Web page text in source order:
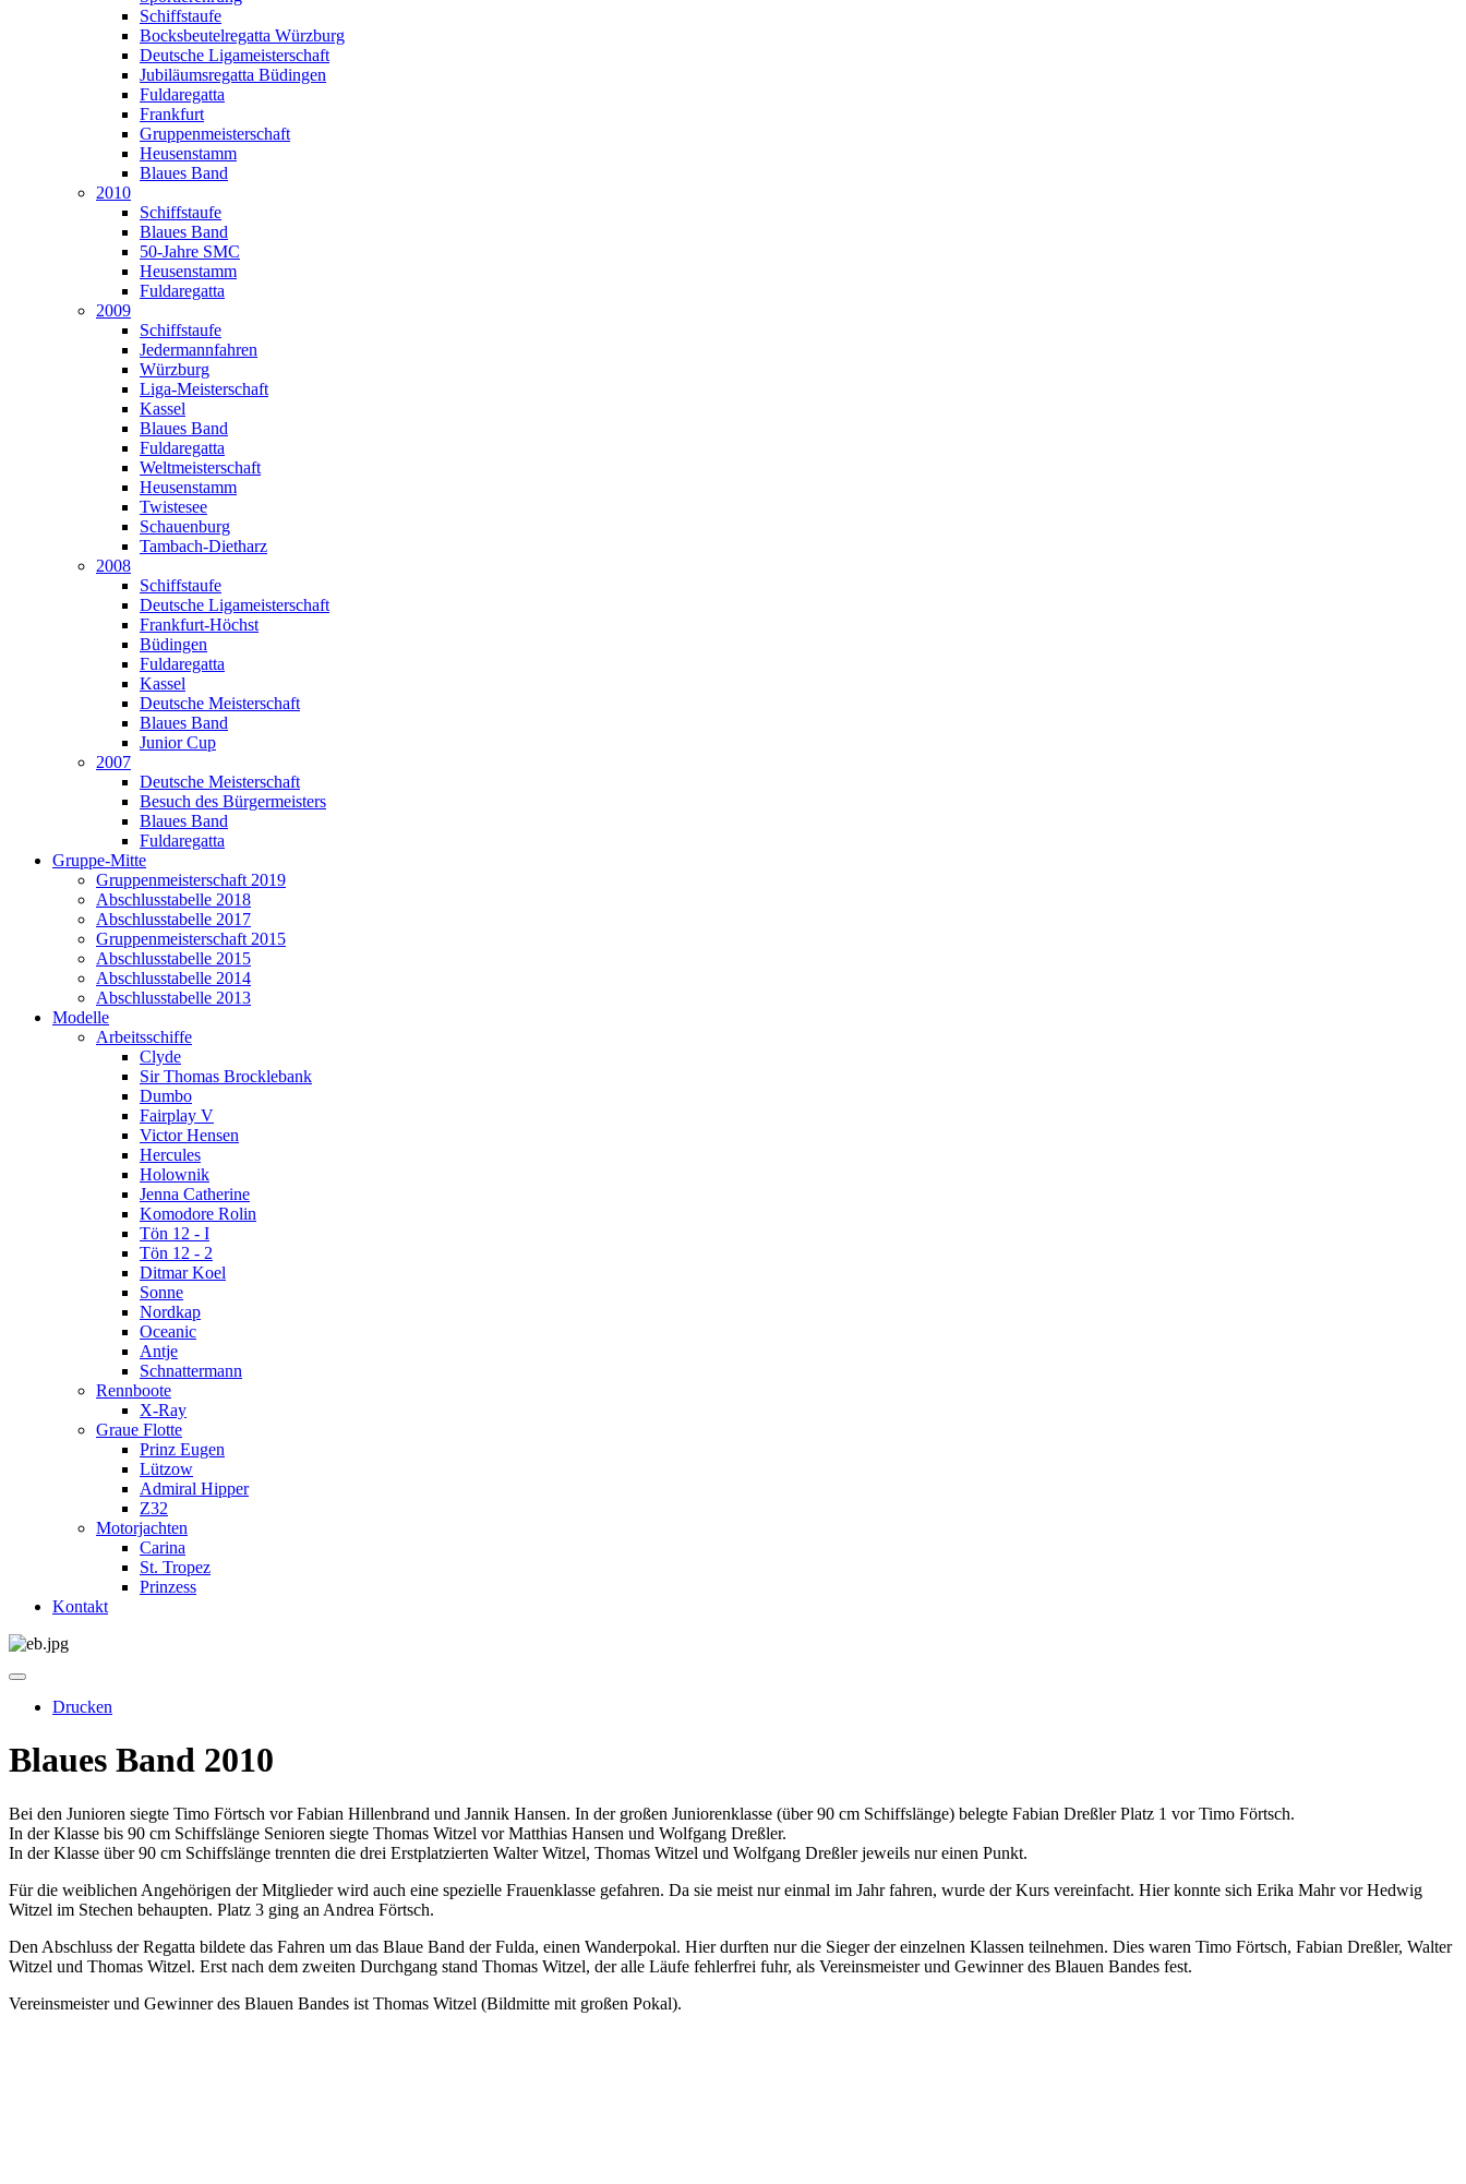
Schiffstaufe
Bocksbeutelregatta Würzburg
Deutsche Ligameisterschaft
Jubiläumsregatta Büdingen
Fuldaregatta
Frankfurt
Gruppenmeisterschaft
Heusenstamm
Blaues Band
2010
Schiffstaufe
Blaues Band
50-Jahre SMC
Heusenstamm
Fuldaregatta
2009
Schiffstaufe
Jedermannfahren
Würzburg
Liga-Meisterschaft
Kassel
Blaues Band
Fuldaregatta
Weltmeisterschaft
Heusenstamm
Twistesee
Schauenburg
Tambach-Dietharz
2008
Schiffstaufe
Deutsche Ligameisterschaft
Frankfurt-Höchst
Büdingen
Fuldaregatta
Kassel
Deutsche Meisterschaft
Blaues Band
Junior Cup
2007
Deutsche Meisterschaft
Besuch des Bürgermeisters
Blaues Band
Fuldaregatta
Gruppe-Mitte
Gruppenmeisterschaft 2019
Abschlusstabelle 2018
Abschlusstabelle 2017
Gruppenmeisterschaft 2015
Abschlusstabelle 2015
Abschlusstabelle 2014
Abschlusstabelle 2013
Modelle
Arbeitsschiffe
Clyde
Sir Thomas Brocklebank
Dumbo
Fairplay V
Victor Hensen
Hercules
Holownik
Jenna Catherine
Komodore Rolin
Tön 12 - I
Tön 12 - 2
Ditmar Koel
Sonne
Nordkap
Oceanic
Antje
Schnattermann
Rennboote
X-Ray
Graue Flotte
Prinz Eugen
Lützow
Admiral Hipper
Z32
Motorjachten
Carina
St. Tropez
Prinzess
Kontakt
Drucken
Blaues Band 2010
Bei den Junioren siegte Timo Förtsch vor Fabian Hillenbrand und Jannik Hansen. In der großen Juniorenklasse (über 90 cm Schiffslänge) belegte Fabian Dreßler Platz 1 vor Timo Förtsch.
In der Klasse bis 90 cm Schiffslänge Senioren siegte Thomas Witzel vor Matthias Hansen und Wolfgang Dreßler.
In der Klasse über 90 cm Schiffslänge trennten die drei Erstplatzierten Walter Witzel, Thomas Witzel und Wolfgang Dreßler jeweils nur einen Punkt.
Für die weiblichen Angehörigen der Mitglieder wird auch eine spezielle Frauenklasse gefahren. Da sie meist nur einmal im Jahr fahren, wurde der Kurs vereinfacht. Hier konnte sich Erika Mahr vor Hedwig
Witzel im Stechen behaupten. Platz 3 ging an Andrea Förtsch.
Den Abschluss der Regatta bildete das Fahren um das Blaue Band der Fulda, einen Wanderpokal. Hier durften nur die Sieger der einzelnen Klassen teilnehmen. Dies waren Timo Förtsch, Fabian Dreßler, Walter
Witzel und Thomas Witzel. Erst nach dem zweiten Durchgang stand Thomas Witzel, der alle Läufe fehlerfrei fuhr, als Vereinsmeister und Gewinner des Blauen Bandes fest.
Vereinsmeister und Gewinner des Blauen Bandes ist Thomas Witzel (Bildmitte mit großen Pokal).